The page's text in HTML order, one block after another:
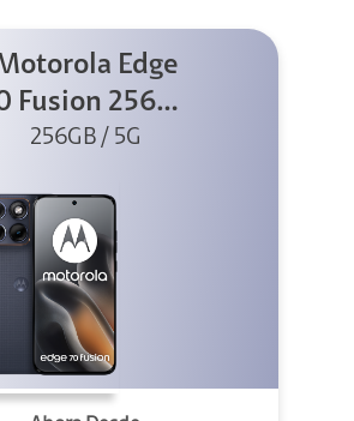
Edge
Fusion 256GB
Azul
256GB / 5G